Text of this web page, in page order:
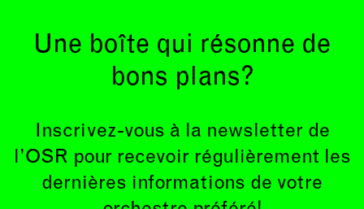
Une boîte qui résonne de
bons plans?
Inscrivez-vous à la newsletter de
l’OSR pour recevoir régulièrement les
dernières informations de votre